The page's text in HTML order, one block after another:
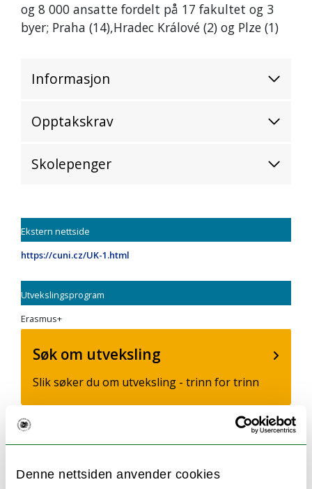
Denne nettsiden anvender cookies
og 8 000 ansatte fordelt på 17 fakultet og 3
byer; Praha (14),Hradec Králové (2) og Plze (1)
Informasjon
Opptakskrav
Skolepenger
Ekstern nettside
https://cuni.cz/UK-1.html
Utvekslingsprogram
Erasmus+
Søk om utveksling
Slik søker du om utveksling - trinn for trinn
Utvekslingsinformasjon
Finn ut hvor du kan dra og hvordan du søker.